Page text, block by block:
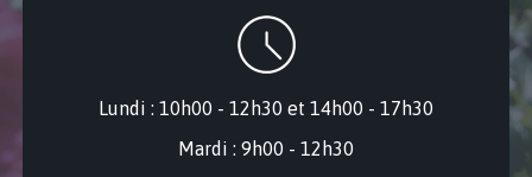
Lundi : 10h00 - 12h30 et 14h00 - 17h30
Mardi : 9h00 - 12h30